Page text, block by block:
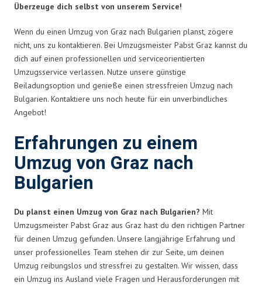
Überzeuge dich selbst von unserem Service!
Wenn du einen Umzug von Graz nach Bulgarien planst, zögere
nicht, uns zu kontaktieren. Bei Umzugsmeister Pabst Graz kannst du
dich auf einen professionellen und serviceorientierten
Umzugsservice verlassen. Nutze unsere günstige
Beiladungsoption und genieße einen stressfreien Umzug nach
Bulgarien. Kontaktiere uns noch heute für ein unverbindliches
Angebot!
Erfahrungen zu einem
Umzug von Graz nach
Bulgarien
Du planst einen Umzug von Graz nach Bulgarien? Mit
Umzugsmeister Pabst Graz aus Graz hast du den richtigen Partner
für deinen Umzug gefunden. Unsere langjährige Erfahrung und
unser professionelles Team stehen dir zur Seite, um deinen
Umzug reibungslos und stressfrei zu gestalten. Wir wissen, dass
ein Umzug ins Ausland viele Fragen und Herausforderungen mit